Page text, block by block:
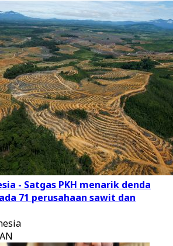
- Satgas PKH menarik denda
71 perusahaan sawit dan